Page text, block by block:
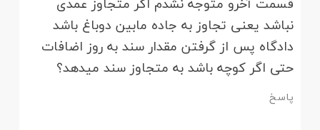
نباشد یعنی تجاوز به جاده مابین دوباغ باشد
دادگاه پس از گرفتن مقدار سند به روز اضافات
حتی اگر کوچه باشد به متجاوز سند میدهد؟
پاسخ